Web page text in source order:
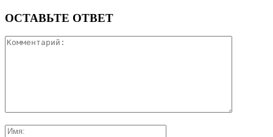
ОСТАВЬТЕ ОТВЕТ